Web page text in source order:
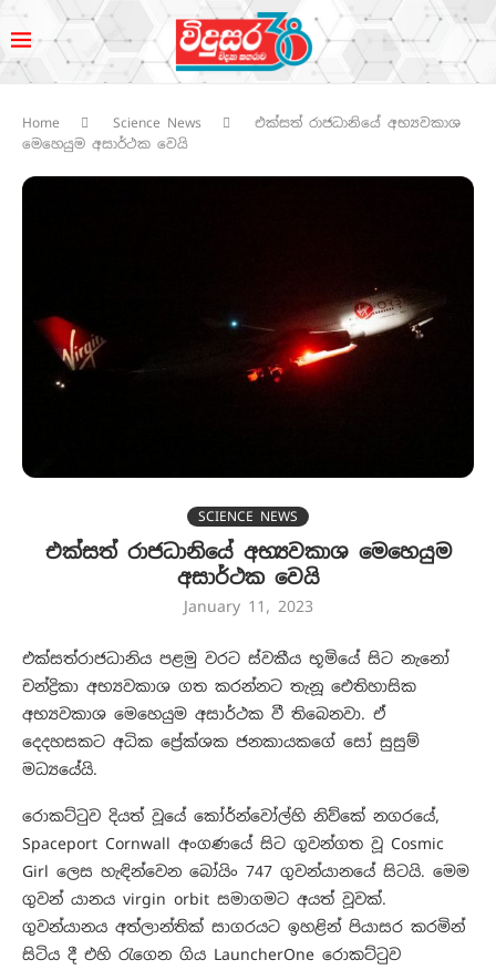
Home Science News
එක්සත් රාජධානියේ අභ්‍යවකාශ
මෙහෙයුම අසාර්ථක වෙයි
SCIENCE NEWS
එක්සත් රාජධානියේ අභ්‍යවකාශ මෙහෙයුම
අසාර්ථක වෙයි
January 11, 2023
එක්සත්රාජධානිය පළමු වරට ස්වකීය භූමියේ සිට නැනෝ
චන්ද්‍රිකා අභ්‍යවකාශ ගත කරන්නට තැනූ ඓතිහාසික
අභ්‍යවකාශ මෙහෙයුම අසාර්ථක වී තිබෙනවා. ඒ
දෙදහසකට අධික ප්‍රේක්ශක ජනකායකගේ සෝ සුසුම්
මධ්‍යයේයි.
රොකට්ටුව දියත් වූයේ කෝර්න්වෝල්හි නිව්කේ නගරයේ,
Spaceport Cornwall අංගණයේ සිට ගුවන්ගත වූ Cosmic
Girl ලෙස හැඳින්වෙන බෝයිං 747 ගුවන්යානයේ සිටයි. මෙම
ගුවන් යානය virgin orbit සමාගමට අයත් වූවක්.
ගුවන්යානය අත්ලාන්තික් සාගරයට ඉහළින් පියාසර කරමින්
සිටිය දී එහි රැගෙන ගිය LauncherOne රොකට්ටුව